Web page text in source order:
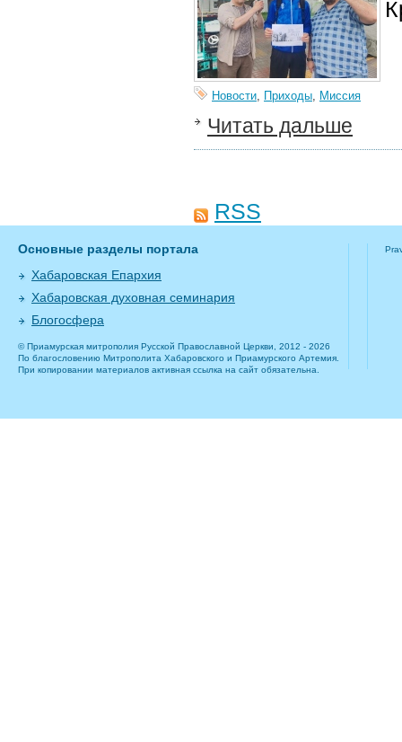
Новости, Приходы, Миссия
Читать дальше
RSS
Основные разделы портала
Хабаровская Епархия
Хабаровская духовная семинария
Блогосфера
© Приамурская митрополия Русской Православной Церкви, 2012 - 2026
По благословению Митрополита Хабаровского и Приамурского Артемия.
При копировании материалов активная ссылка на сайт обязательна.